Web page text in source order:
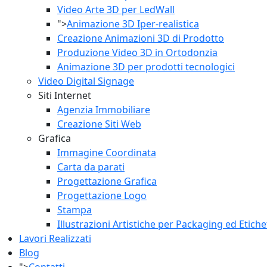
Video Arte 3D per LedWall
">Animazione 3D Iper-realistica
Creazione Animazioni 3D di Prodotto
Produzione Video 3D in Ortodonzia
Animazione 3D per prodotti tecnologici
Video Digital Signage
Siti Internet
Agenzia Immobiliare
Creazione Siti Web
Grafica
Immagine Coordinata
Carta da parati
Progettazione Grafica
Progettazione Logo
Stampa
Illustrazioni Artistiche per Packaging ed
Lavori Realizzati
Blog